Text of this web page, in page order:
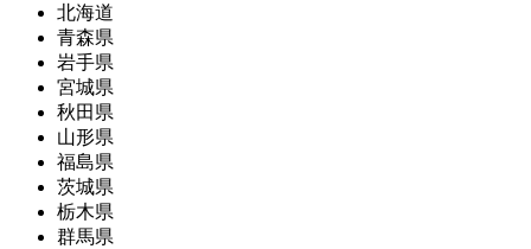
北海道
青森県
岩手県
宮城県
秋田県
山形県
福島県
茨城県
栃木県
群馬県